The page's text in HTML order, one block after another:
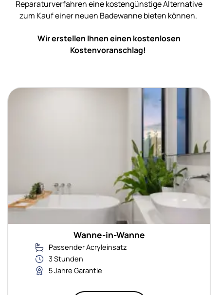
Reparaturverfahren eine kostengünstige Alternative
zum Kauf einer neuen Badewanne bieten können.
Wir erstellen Ihnen einen kostenlosen
Kostenvoranschlag!
Wanne-in-Wanne
Passender Acryleinsatz
3 Stunden
5 Jahre Garantie